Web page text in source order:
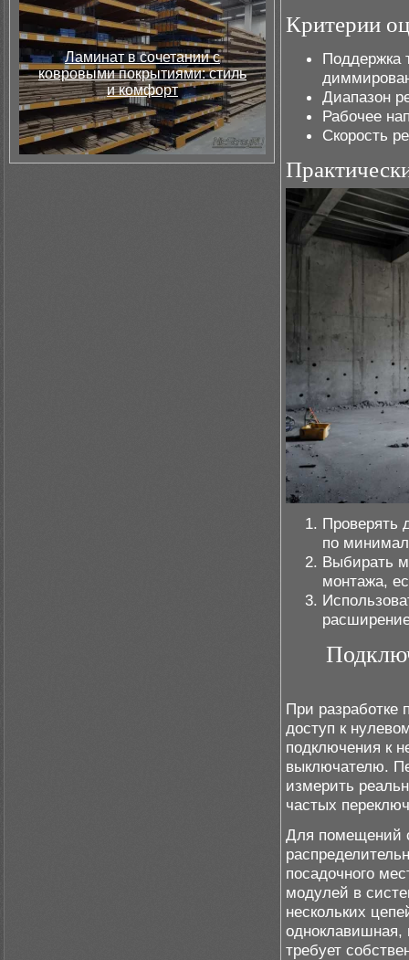
Ламинат в сочетании с
ковровыми покрытиями: стиль
и комфорт
Критерии
Поддержка
Диапазон
Рабочее
Скорость
Проверять
по
Выбирать
монтажа,
При разработке
доступ к
подключения к
выключателю.
измерить
частых
Для помещений
посадочного
модулей в
нескольких
одноклавишная,
требует